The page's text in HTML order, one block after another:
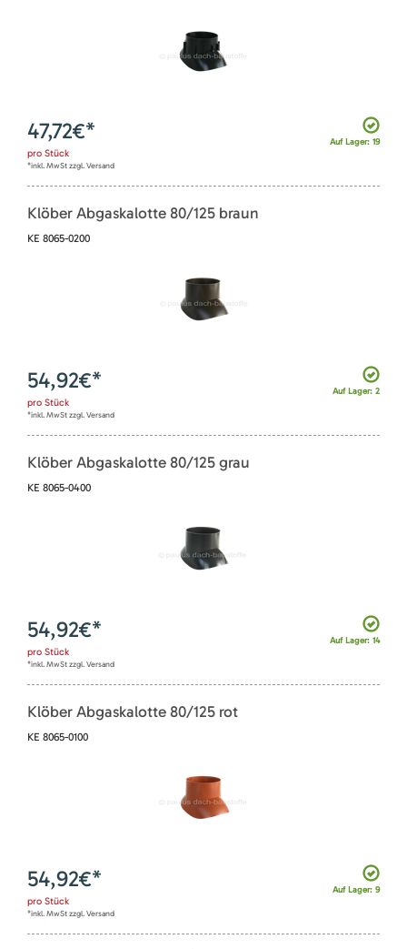
Auf Lager: 19
47,72€*
pro Stück
*inkl. MwSt zzgl. Versand
Klöber Abgaskalotte 80/125 braun
KE 8065-0200
Auf Lager: 2
54,92€*
pro Stück
*inkl. MwSt zzgl. Versand
Klöber Abgaskalotte 80/125 grau
KE 8065-0400
Auf Lager: 14
54,92€*
pro Stück
*inkl. MwSt zzgl. Versand
Klöber Abgaskalotte 80/125 rot
KE 8065-0100
Auf Lager: 9
54,92€*
pro Stück
*inkl. MwSt zzgl. Versand